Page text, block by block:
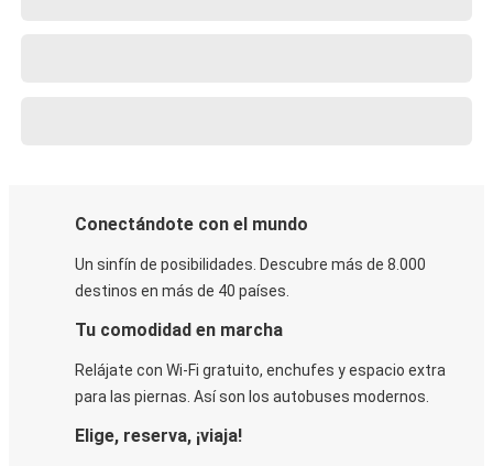
Conectándote con el mundo
Un sinfín de posibilidades. Descubre más de 8.000
destinos en más de 40 países.
Tu comodidad en marcha
Relájate con Wi-Fi gratuito, enchufes y espacio extra
para las piernas. Así son los autobuses modernos.
Elige, reserva, ¡viaja!